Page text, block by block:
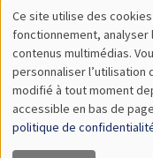
Yuki Masujima
Deloitte Tohmatsu
Drivers of Post-
Impacts of Sovereign
À DISTANCE